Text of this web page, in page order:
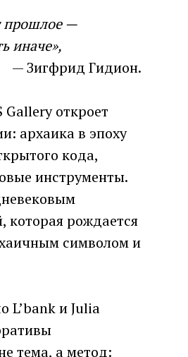
прошлое —
иначе»,
— Зигфрид Гидион.
Gallery откроет
архаика в эпоху
кода,
инструменты.
которая рождается
символом и
L’bank и Julia
тема, а метод: